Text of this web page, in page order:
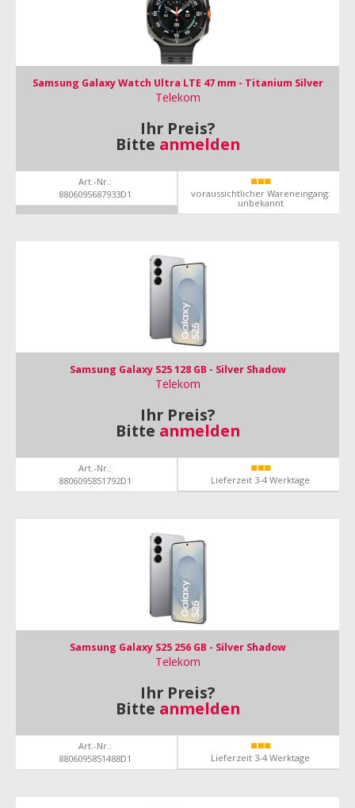
Samsung Galaxy Watch Ultra LTE 47 mm - Titanium Silver
Telekom
Ihr Preis?
Bitte anmelden
Art.-Nr.:
8806095687933D1
voraussichtlicher Wareneingang:
unbekannt
Samsung Galaxy S25 128 GB - Silver Shadow
Telekom
Ihr Preis?
Bitte anmelden
Art.-Nr.:
8806095851792D1
Lieferzeit 3-4 Werktage
Samsung Galaxy S25 256 GB - Silver Shadow
Telekom
Ihr Preis?
Bitte anmelden
Art.-Nr.:
8806095851488D1
Lieferzeit 3-4 Werktage